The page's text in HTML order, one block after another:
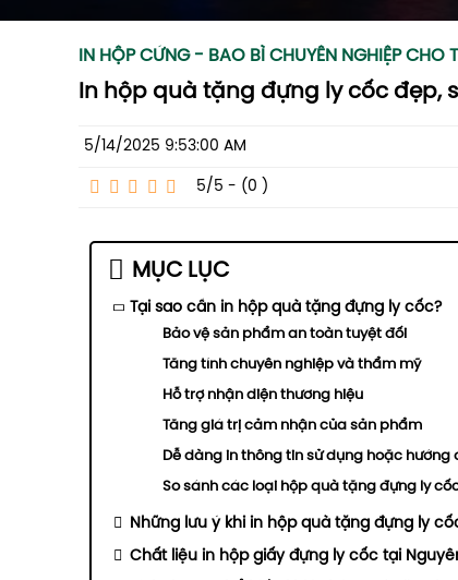
IN HỘP CỨNG - BAO BÌ CHUYÊN NGHIỆP CHO
In hộp quà tặng đựng ly cốc đẹp,
5/14/2025 9:53:00 AM
5/5 - (0 )
MỤC LỤC
Tại sao cần in hộp quà tặng đựng ly cốc?
Bảo vệ sản phẩm an toàn tuyệt đối
Tăng tính chuyên nghiệp và thẩm mỹ
Hỗ trợ nhận diện thương hiệu
Tăng giá trị cảm nhận của sản phẩm
Dễ dàng in thông tin sử dụng hoặc
So sánh các loại hộp quà tặng đựng ly
Những lưu ý khi in hộp quà tặng đựng ly
Chất liệu in hộp giấy đựng ly cốc tại